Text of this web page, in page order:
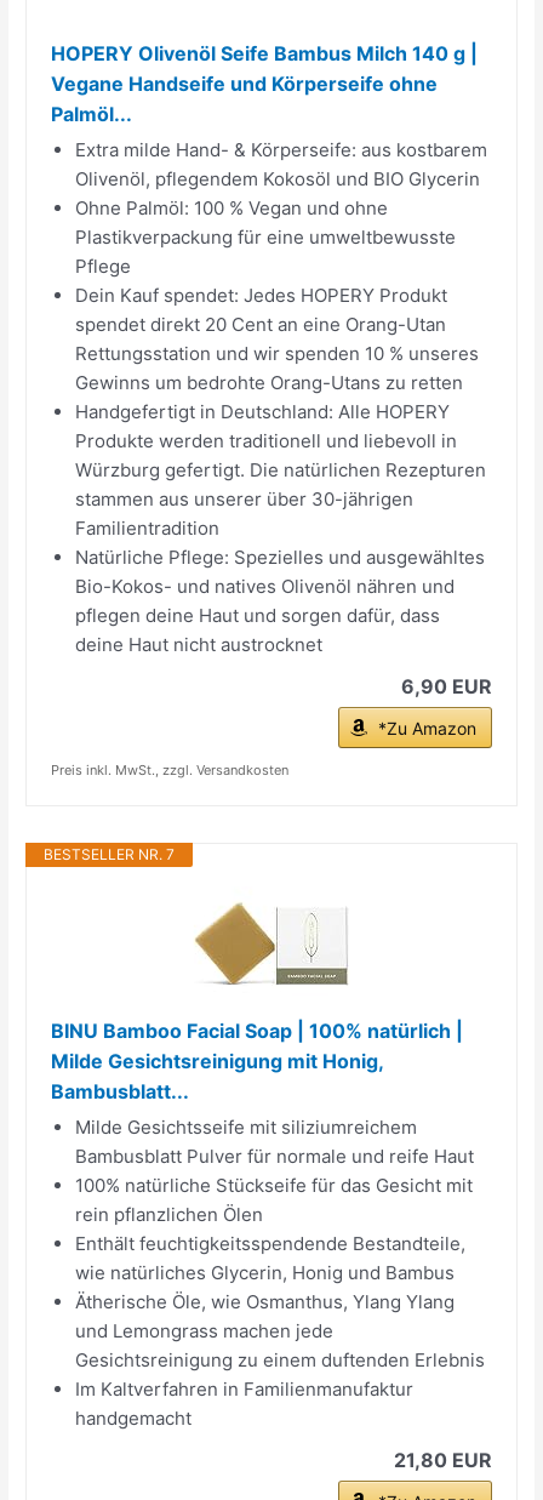
HOPERY Olivenöl Seife Bambus Milch 140 g |
Vegane Handseife und Körperseife ohne
Palmöl...
Extra milde Hand- & Körperseife: aus kostbarem
Olivenöl, pflegendem Kokosöl und BIO Glycerin
Ohne Palmöl: 100 % Vegan und ohne
Plastikverpackung für eine umweltbewusste
Pflege
Dein Kauf spendet: Jedes HOPERY Produkt
spendet direkt 20 Cent an eine Orang-Utan
Rettungsstation und wir spenden 10 % unseres
Gewinns um bedrohte Orang-Utans zu retten
Handgefertigt in Deutschland: Alle HOPERY
Produkte werden traditionell und liebevoll in
Würzburg gefertigt. Die natürlichen Rezepturen
stammen aus unserer über 30-jährigen
Familientradition
Natürliche Pflege: Spezielles und ausgewähltes
Bio-Kokos- und natives Olivenöl nähren und
pflegen deine Haut und sorgen dafür, dass
deine Haut nicht austrocknet
6,90 EUR
*Zu Amazon
Preis inkl. MwSt., zzgl. Versandkosten
BESTSELLER NR. 7
BINU Bamboo Facial Soap | 100% natürlich |
Milde Gesichtsreinigung mit Honig,
Bambusblatt...
Milde Gesichtsseife mit siliziumreichem
Bambusblatt Pulver für normale und reife Haut
100% natürliche Stückseife für das Gesicht mit
rein pflanzlichen Ölen
Enthält feuchtigkeitsspendende Bestandteile,
wie natürliches Glycerin, Honig und Bambus
Ätherische Öle, wie Osmanthus, Ylang Ylang
und Lemongrass machen jede
Gesichtsreinigung zu einem duftenden Erlebnis
Im Kaltverfahren in Familienmanufaktur
handgemacht
21,80 EUR